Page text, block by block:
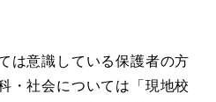
は意識している保護者の方
・社会については「現地校